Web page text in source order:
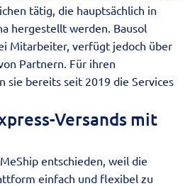
tätig, die hauptsächlich in
hergestellt werden. Bausol
Mitarbeiter, verfügt jedoch über
Partnern. Für ihren
sie bereits seit 2019 die Services
Versands mit
entschieden, weil die
einfach und flexibel zu